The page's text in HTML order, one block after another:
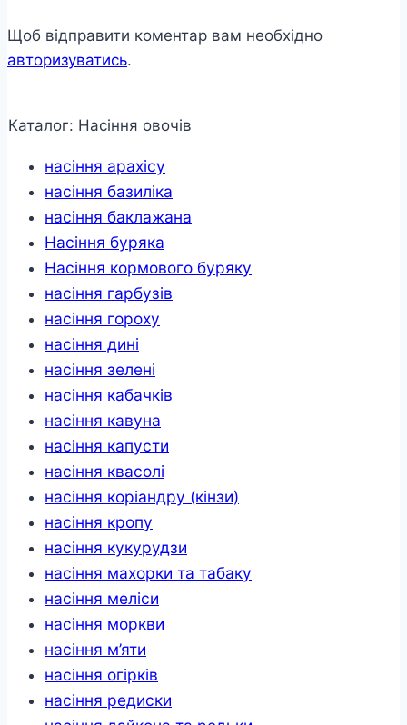
Щоб відправити коментар вам необхідно
авторизуватись.
Каталог: Насіння овочів
насіння арахісу
насіння базиліка
насіння баклажана
Насіння буряка
Насіння кормового буряку
насіння гарбузів
насіння гороху
насіння дині
насіння зелені
насіння кабачків
насіння кавуна
насіння капусти
насіння квасолі
насіння коріандру (кінзи)
насіння кропу
насіння кукурудзи
насіння махорки та табаку
насіння меліси
насіння моркви
насіння м’яти
насіння огірків
насіння редиски